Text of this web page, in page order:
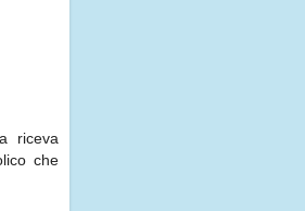
riceva
che